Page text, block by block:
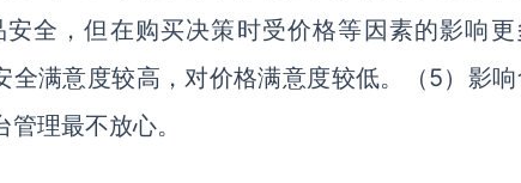
全，但在购买决策时受价格等因素的影响更
全满意度较高，对价格满意度较低。（5）影
理最不放心。